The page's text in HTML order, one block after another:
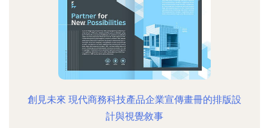
創見未來 現代商務科技產品企業宣傳畫冊的排版設
計與視覺敘事